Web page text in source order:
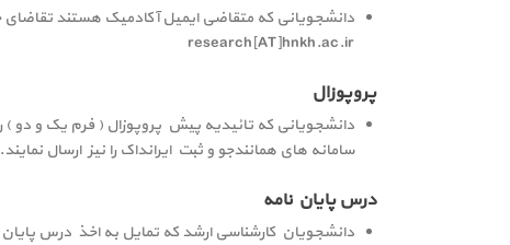
دانشجویانی که متقاضی ایمیل آکادمیک هستند تقاضای
research[AT]hnkh.ac.ir
پروپوزال
دانشجویانی که تائیدیه پیش پروپوزال ( فرم یک و دو )
سامانه های همانندجو و ثبت ایرانداک را نیز ارسال نمایند.
درس پایان نامه